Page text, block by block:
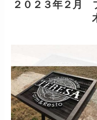
２０２３年２月